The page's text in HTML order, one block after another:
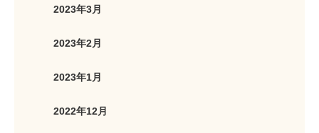
2023年3月
2023年2月
2023年1月
2022年12月